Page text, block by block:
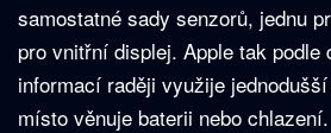
samostatné sady senzorů, jednu
pro vnitřní displej. Apple tak podle
informací raději využije
místo věnuje baterii nebo chlazení.